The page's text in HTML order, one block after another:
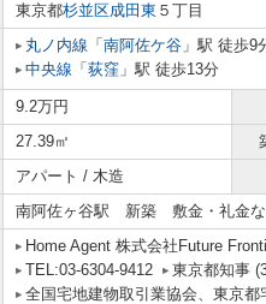
東京都杉並区成田東 ５丁目
丸ノ内線 「 南阿佐ケ谷 」駅 徒歩9
中央線 「 荻窪 」駅 徒歩13分
9.2万円
27.39㎡
アパート / 木造
南阿佐ヶ谷駅 新築 敷金・礼金
Home Agent 株式会社Future
TEL:03-6304-9412
東京都知事
全国宅地建物取引業協会、東京都